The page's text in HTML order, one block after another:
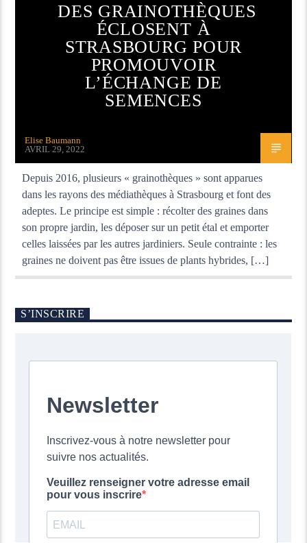
DES GRAINOTHÈQUES
ÉCLOSENT À
STRASBOURG POUR
PROMOUVOIR
L’ÉCHANGE DE
SEMENCES
Elise Baumann
AVRIL 29, 2022
Depuis 2016, plusieurs « grainothèques » sont apparues
dans les rayons des médiathèques à Strasbourg et font des
adeptes. Le principe est simple : récolter des graines dans
son propre jardin, les déposer sur un petit étal et emporter
celles laissées par les autres jardiniers. Seule contrainte : les
graines ne doivent pas être issues de plants hybrides, […]
S’INSCRIRE